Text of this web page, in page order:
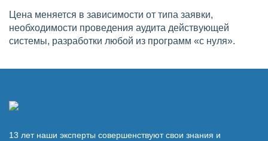
Цена меняется в зависимости от типа заявки,
необходимости проведения аудита действующей
системы, разработки любой из программ «с нуля».
13 лет наши эксперты совершенствуют свои знания и